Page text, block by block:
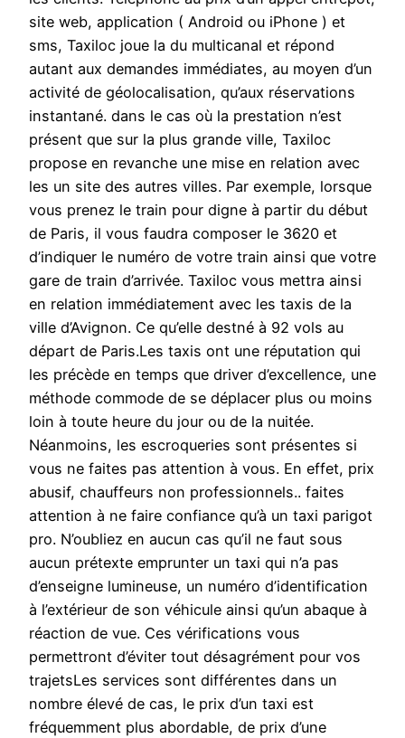
site web, application ( Android ou iPhone ) et
sms, Taxiloc joue la du multicanal et répond
autant aux demandes immédiates, au moyen d’un
activité de géolocalisation, qu’aux réservations
instantané. dans le cas où la prestation n’est
présent que sur la plus grande ville, Taxiloc
propose en revanche une mise en relation avec
les un site des autres villes. Par exemple, lorsque
vous prenez le train pour digne à partir du début
de Paris, il vous faudra composer le 3620 et
d’indiquer le numéro de votre train ainsi que votre
gare de train d’arrivée. Taxiloc vous mettra ainsi
en relation immédiatement avec les taxis de la
ville d’Avignon. Ce qu’elle destné à 92 vols au
départ de Paris.Les taxis ont une réputation qui
les précède en temps que driver d’excellence, une
méthode commode de se déplacer plus ou moins
loin à toute heure du jour ou de la nuitée.
Néanmoins, les escroqueries sont présentes si
vous ne faites pas attention à vous. En effet, prix
abusif, chauffeurs non professionnels.. faites
attention à ne faire confiance qu’à un taxi parigot
pro. N’oubliez en aucun cas qu’il ne faut sous
aucun prétexte emprunter un taxi qui n’a pas
d’enseigne lumineuse, un numéro d’identification
à l’extérieur de son véhicule ainsi qu’un abaque à
réaction de vue. Ces vérifications vous
permettront d’éviter tout désagrément pour vos
trajetsLes services sont différentes dans un
nombre élevé de cas, le prix d’un taxi est
fréquemment plus abordable, de prix d’une